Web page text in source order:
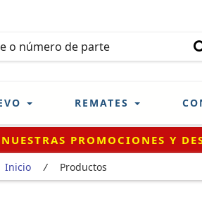
REMATES
¡REGÍSTRATE!
Inicio / Productos